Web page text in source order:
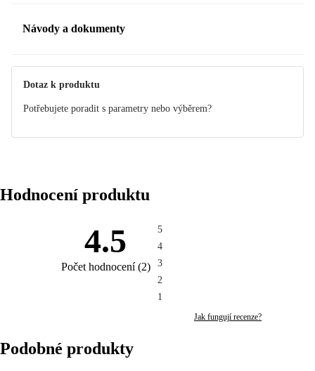
Návody a dokumenty
Dotaz k produktu
Potřebujete poradit s parametry nebo výběrem?
Hodnocení produktu
4.5
Počet hodnocení(2)
5
4
3
2
1
Jak fungují recenze?
Podobné produkty